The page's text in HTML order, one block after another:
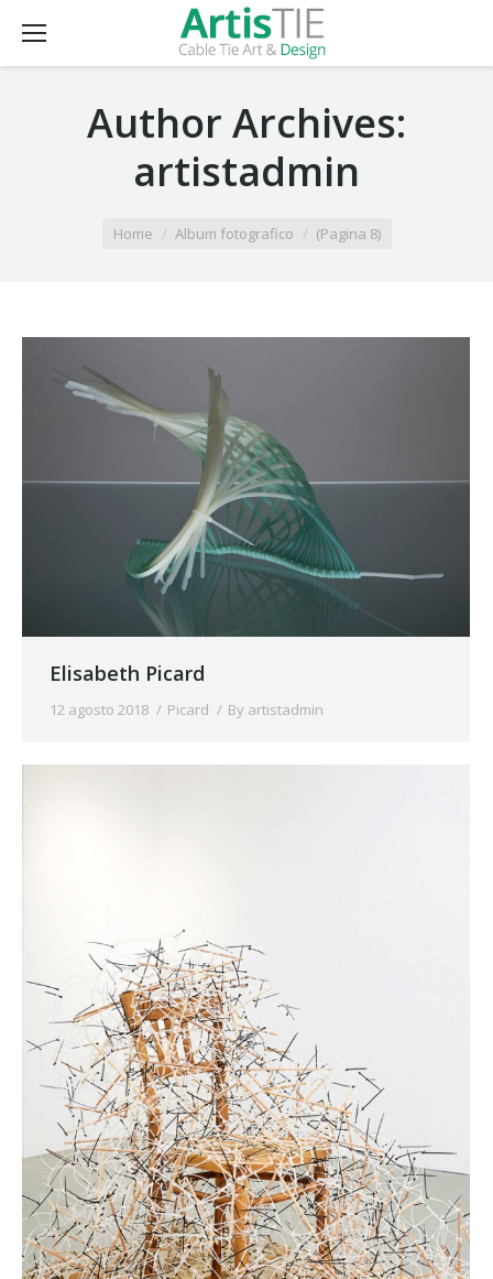
Author Archives:
artistadmin
Home Album fotografico (Pagina 8)
Elisabeth Picard
12 agosto 2018 Picard By artistadmin